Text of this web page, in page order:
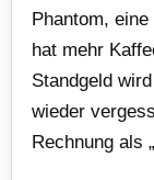
Phantom,
hat mehr
Standgeld
wieder
Rechnung als